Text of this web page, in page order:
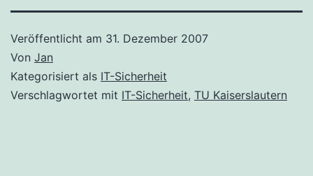
Veröffentlicht am 31. Dezember 2007
Von Jan
Kategorisiert als IT-Sicherheit
Verschlagwortet mit IT-Sicherheit, TU Kaiserslautern